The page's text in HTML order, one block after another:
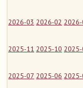
2026-03 2026-02
2025-11 2025-10
2025-07 2025-06